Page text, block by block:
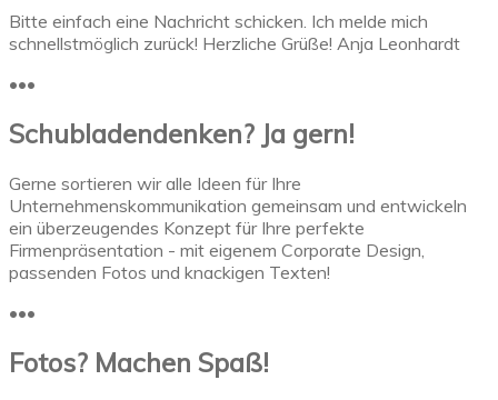
Bitte einfach eine Nachricht schicken. Ich melde mich
schnellstmöglich zurück! Herzliche Grüße! Anja Leonhardt
•••
Schubladendenken? Ja gern!
Gerne sortieren wir alle Ideen für Ihre
Unternehmenskommunikation gemeinsam und entwickeln
ein überzeugendes Konzept für Ihre perfekte
Firmenpräsentation - mit eigenem Corporate Design,
passenden Fotos und knackigen Texten!
•••
Fotos? Machen Spaß!